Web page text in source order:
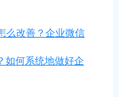
么改善？企业微信
如何系统地做好企